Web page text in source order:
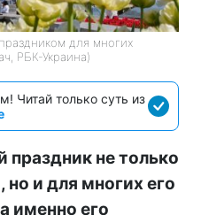
для многих
РБК-Украина)
Читай только суть из
не только
и для многих его
именно его